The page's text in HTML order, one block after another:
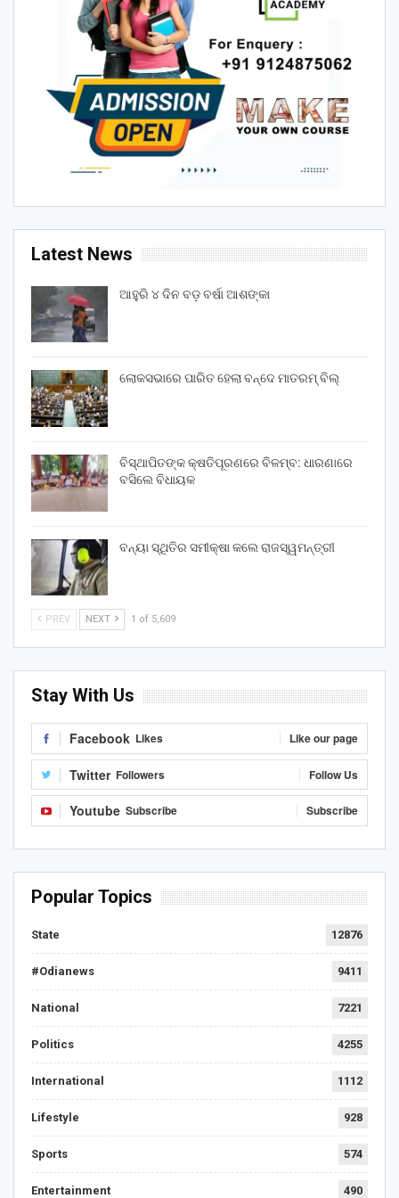
Latest News
ଆହୁରି ୪ ଦିନ ବଡ଼ ବର୍ଷା ଆଶଙ୍କା
ଲୋକସଭାରେ ପାରିତ ହେଲା ବନ୍ଦେ ମାତରମ୍‌ ବିଲ୍‌
ବିସ୍ଥାପିତଙ୍କ କ୍ଷତିପୂରଣରେ ବିଳମ୍ବ: ଧାରଣାରେ
ବସିଲେ ବିଧାୟକ
ବନ୍ୟା ସ୍ଥିତିର ସମୀକ୍ଷା କଲେ ରାଜସ୍ୱମନ୍ତ୍ରୀ
PREV NEXT 1 of 5,609
Stay With Us
Facebook Likes Like our page
Twitter Followers Follow Us
Youtube Subscribe Subscribe
Popular Topics
State 12876
#Odianews 9411
National 7221
Politics 4255
International 1112
Lifestyle 928
Sports 574
Entertainment 490